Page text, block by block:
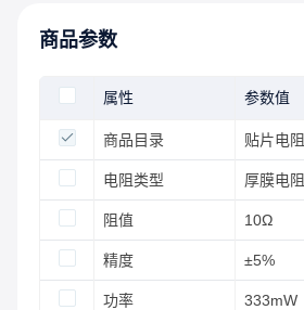
商品参数
属性 参数值
商品目录 贴片电阻
电阻类型 厚膜电阻
阻值 10Ω
精度 ±5%
功率 333mW